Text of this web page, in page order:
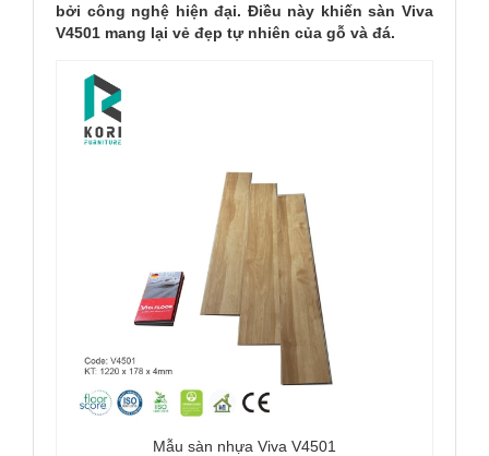
bởi công nghệ hiện đại. Điều này khiến sàn Viva
V4501 mang lại vẻ đẹp tự nhiên của gỗ và đá.
Mẫu sàn nhựa Viva V4501